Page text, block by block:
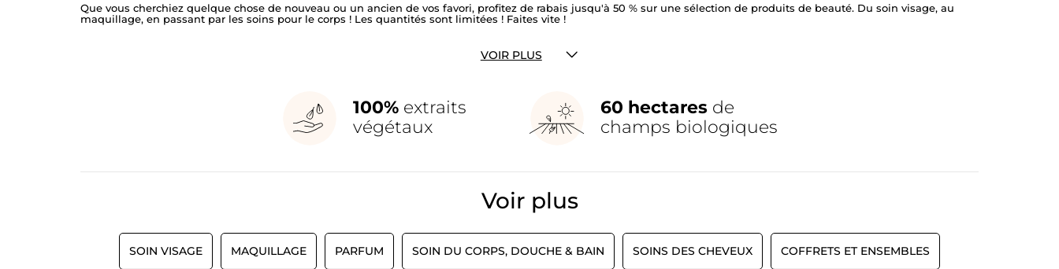
Que vous cherchiez quelque chose de nouveau ou un ancien de vos favori, profitez de rabais jusqu'à 50 % sur une sélection de produits de beauté. Du soin visage, au
maquillage, en passant par les soins pour le corps ! Les quantités sont limitées ! Faites vite !
VOIR PLUS
100% extraits
végétaux
60 hectaresde
champs biologiques
Voir plus​
SOIN VISAGE MAQUILLAGE PARFUM SOIN DU CORPS, DOUCHE & BAIN SOINS DES CHEVEUX COFFRETS ET ENSEMBLES